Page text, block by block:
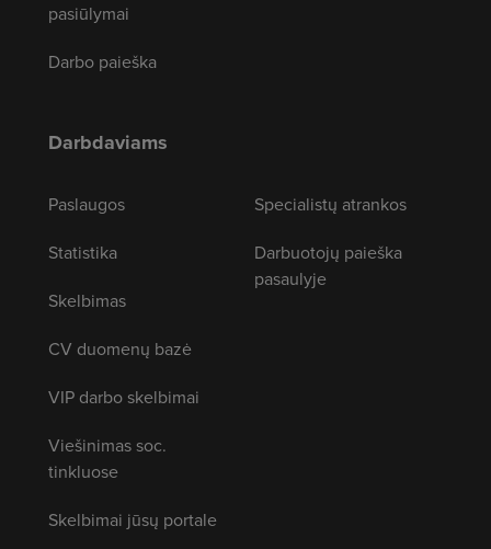
pasiūlymai
Darbo paieška
Darbdaviams
Paslaugos
Statistika
Skelbimas
CV duomenų bazė
VIP darbo skelbimai
Viešinimas soc.
tinkluose
Skelbimai jūsų portale
Specialistų atrankos
Darbuotojų paieška
pasaulyje